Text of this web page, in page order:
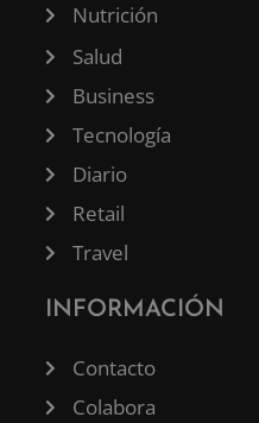
Nutrición
Salud
Business
Tecnología
Diario
Retail
Travel
INFORMACIÓN
Contacto
Colabora